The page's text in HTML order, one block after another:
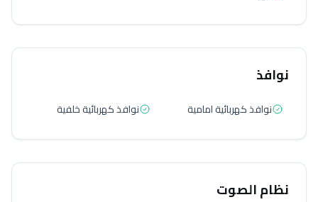
نوافذ
نوافذ كهربائية امامية نوافذ كهربائية خلفية
نظام الصوت